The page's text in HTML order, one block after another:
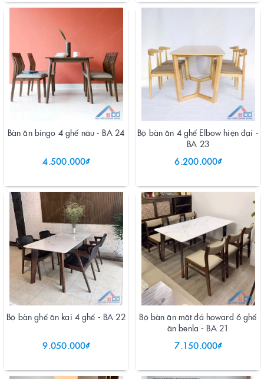
Bàn ăn bingo 4 ghế nâu - BA 24
4.500.000₫
Bộ bàn ăn 4 ghế Elbow hiện đại -
BA 23
6.200.000₫
Bộ bàn ghế ăn kai 4 ghế - BA 22
9.050.000₫
Bộ bàn ăn mặt đá howard 6 ghế
ăn benla - BA 21
7.150.000₫